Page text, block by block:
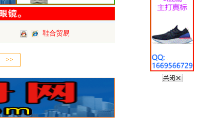
鞋合贸易
>>